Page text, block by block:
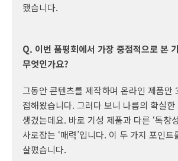
됐습니다.
Q. 이번 품평회에서 가장 중점적으로 본
무엇인가요?
그동안 콘텐츠를 제작하며 온라인 제품만
접해왔습니다. 그러다 보니 나름의 확실한
생겼는데요. 바로 기성 제품과 다른 ‘독창
사로잡는 ‘매력’입니다. 이 두 가지 포인트
살폈습니다.